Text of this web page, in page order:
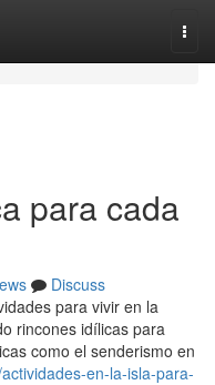
para cada
Discuss
para vivir en la
rincones idílicas para
como el senderismo en
en-la-isla-para-